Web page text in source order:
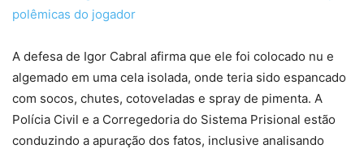
polêmicas do jogador
A defesa de Igor Cabral afirma que ele foi colocado nu e
algemado em uma cela isolada, onde teria sido espancado
com socos, chutes, cotoveladas e spray de pimenta. A
Polícia Civil e a Corregedoria do Sistema Prisional estão
conduzindo a apuração dos fatos, inclusive analisando